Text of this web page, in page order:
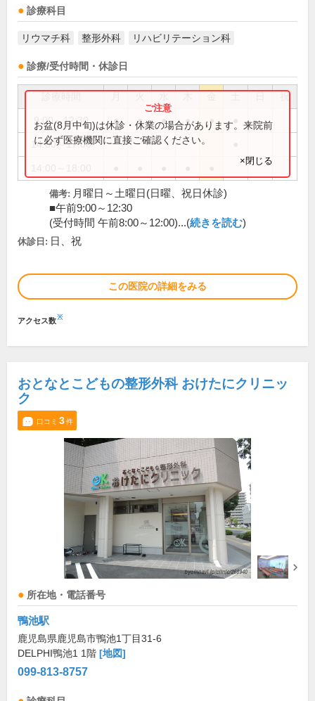
診療科目
リウマチ科 整形外科 リハビリテーション科
診療/受付時間・休診日
祝
9:00～12:30 ● ● ● ● ●
14:00～17:00
お盆(8月中旬)は休診・休業の場合があります。来院前
に必ず医療機関に直接ご確認ください。
×閉じる
備考: 月曜日～土曜日(日曜、祝日休診)
■午前9:00～12:30
(受付時間 午前8:00～12:00)...(続きを読む)
休診日: 日、祝
この医院の詳細をみる
アクセス数※
おとなとこどもの整形外科 おけたにクリニッ
ク
口コミ 3件
所在地・電話番号
鴨池駅
鹿児島県鹿児島市鴨池1丁目31-6
DELPHI鴨池1 1階 [地図]
099-813-8757